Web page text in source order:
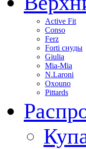
Active Fit
Conso
Ferz
Forti снуды
Giulia
Mia-Mia
N.Laroni
Oxouno
Pittards